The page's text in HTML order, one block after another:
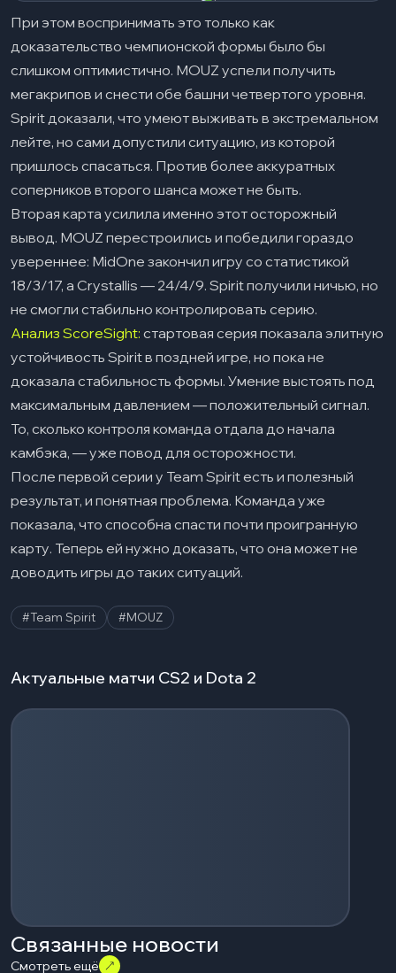
При этом воспринимать это только как
доказательство чемпионской формы было бы
слишком оптимистично. MOUZ успели получить
мегакрипов и снести обе башни четвертого уровня.
Spirit доказали, что умеют выживать в экстремальном
лейте, но сами допустили ситуацию, из которой
пришлось спасаться. Против более аккуратных
соперников второго шанса может не быть.
Вторая карта усилила именно этот осторожный
вывод. MOUZ перестроились и победили гораздо
увереннее: MidOne закончил игру со статистикой
18/3/17, а Crystallis — 24/4/9. Spirit получили ничью, но
не смогли стабильно контролировать серию.
Анализ ScoreSight: стартовая серия показала элитную
устойчивость Spirit в поздней игре, но пока не
доказала стабильность формы. Умение выстоять под
максимальным давлением — положительный сигнал.
То, сколько контроля команда отдала до начала
камбэка, — уже повод для осторожности.
После первой серии у Team Spirit есть и полезный
результат, и понятная проблема. Команда уже
показала, что способна спасти почти проигранную
карту. Теперь ей нужно доказать, что она может не
доводить игры до таких ситуаций.
#Team Spirit #MOUZ
Актуальные матчи CS2 и Dota 2
Загрузка событий...
Связанные новости
Смотреть ещё